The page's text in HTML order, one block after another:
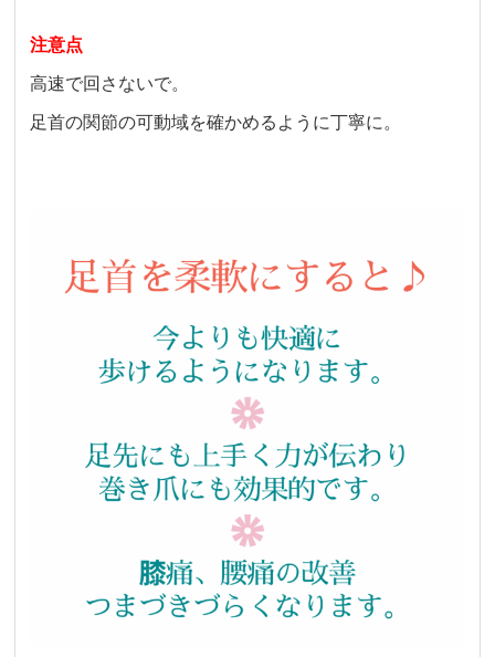
注意点
高速で回さないで。
足首の関節の可動域を確かめるように丁寧に。